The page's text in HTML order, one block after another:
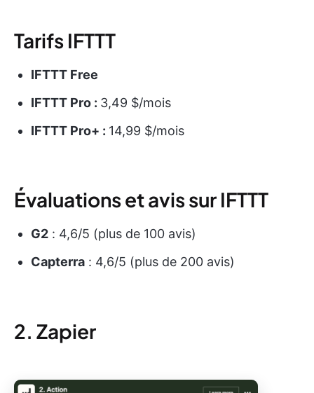
Tarifs IFTTT
IFTTT Free
IFTTT Pro : 3,49 $/mois
IFTTT Pro+ : 14,99 $/mois
Évaluations et avis sur IFTTT
G2 : 4,6/5 (plus de 100 avis)
Capterra : 4,6/5 (plus de 200 avis)
2. Zapier